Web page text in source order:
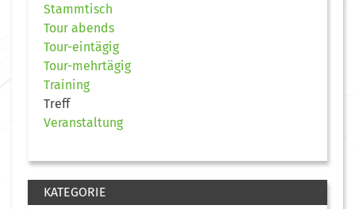
Stammtisch
Tour abends
Tour-eintägig
Tour-mehrtägig
Training
Treff
Veranstaltung
KATEGORIE